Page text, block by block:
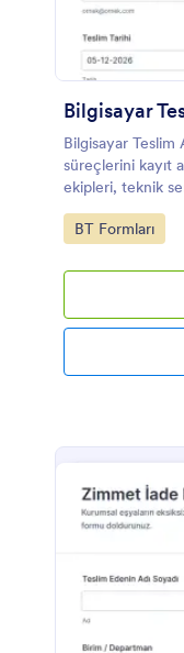
Bilgisayar
Bilgisayar
süreçlerini kayıt
ekipleri, teknik
toplama ve takip
kolaylaştırır.
Go to Category:
BT Formları